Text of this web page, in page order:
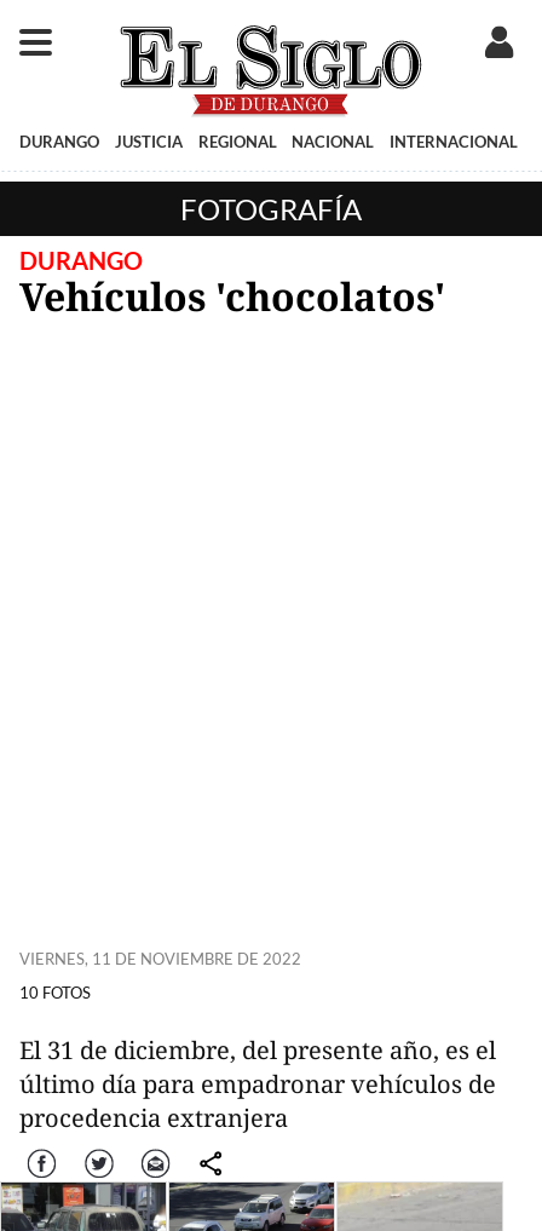
DURANGO JUSTICIA REGIONAL NACIONAL INTERNACIONAL
FOTOGRAFÍA
DURANGO
Vehículos 'chocolatos'
VIERNES, 11 DE NOVIEMBRE DE 2022
10 FOTOS
El 31 de diciembre, del presente año, es el
último día para empadronar vehículos de
procedencia extranjera
Facebook Twitter Correo comparte